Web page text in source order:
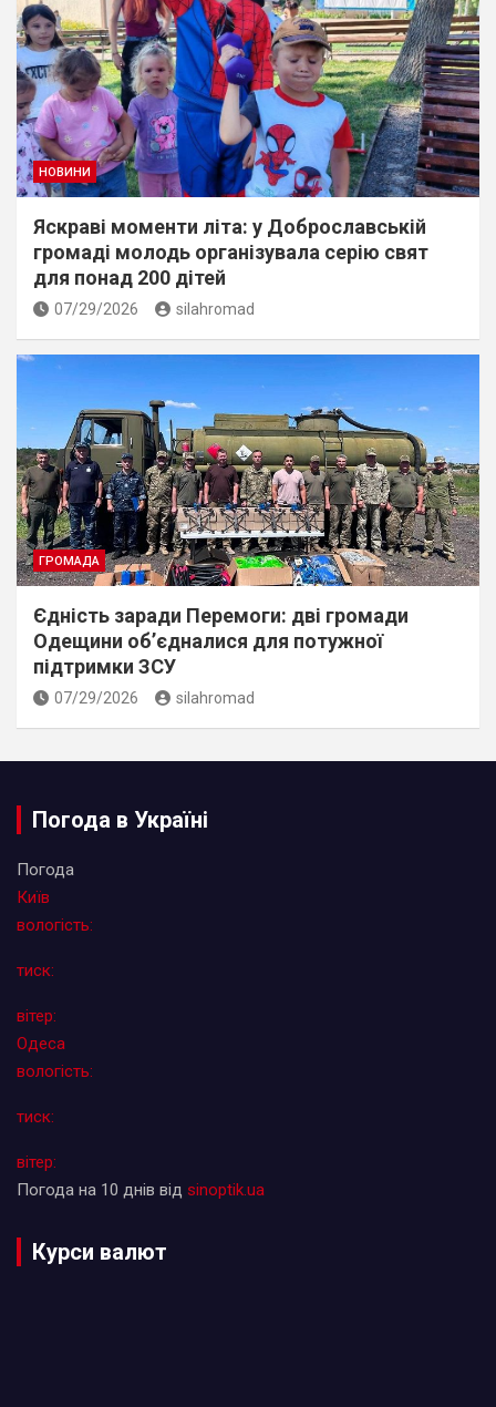
НОВИНИ
Яскраві моменти літа: у Доброславській
громаді молодь організувала серію свят
для понад 200 дітей
07/29/2026 silahromad
ГРОМАДА
Єдність заради Перемоги: дві громади
Одещини об’єдналися для потужної
підтримки ЗСУ
07/29/2026 silahromad
Погода в Україні
Погода
Київ
вологість:
тиск:
вітер:
Одеса
вологість:
тиск:
вітер:
Погода на 10 днів від sinoptik.ua
Курси валют